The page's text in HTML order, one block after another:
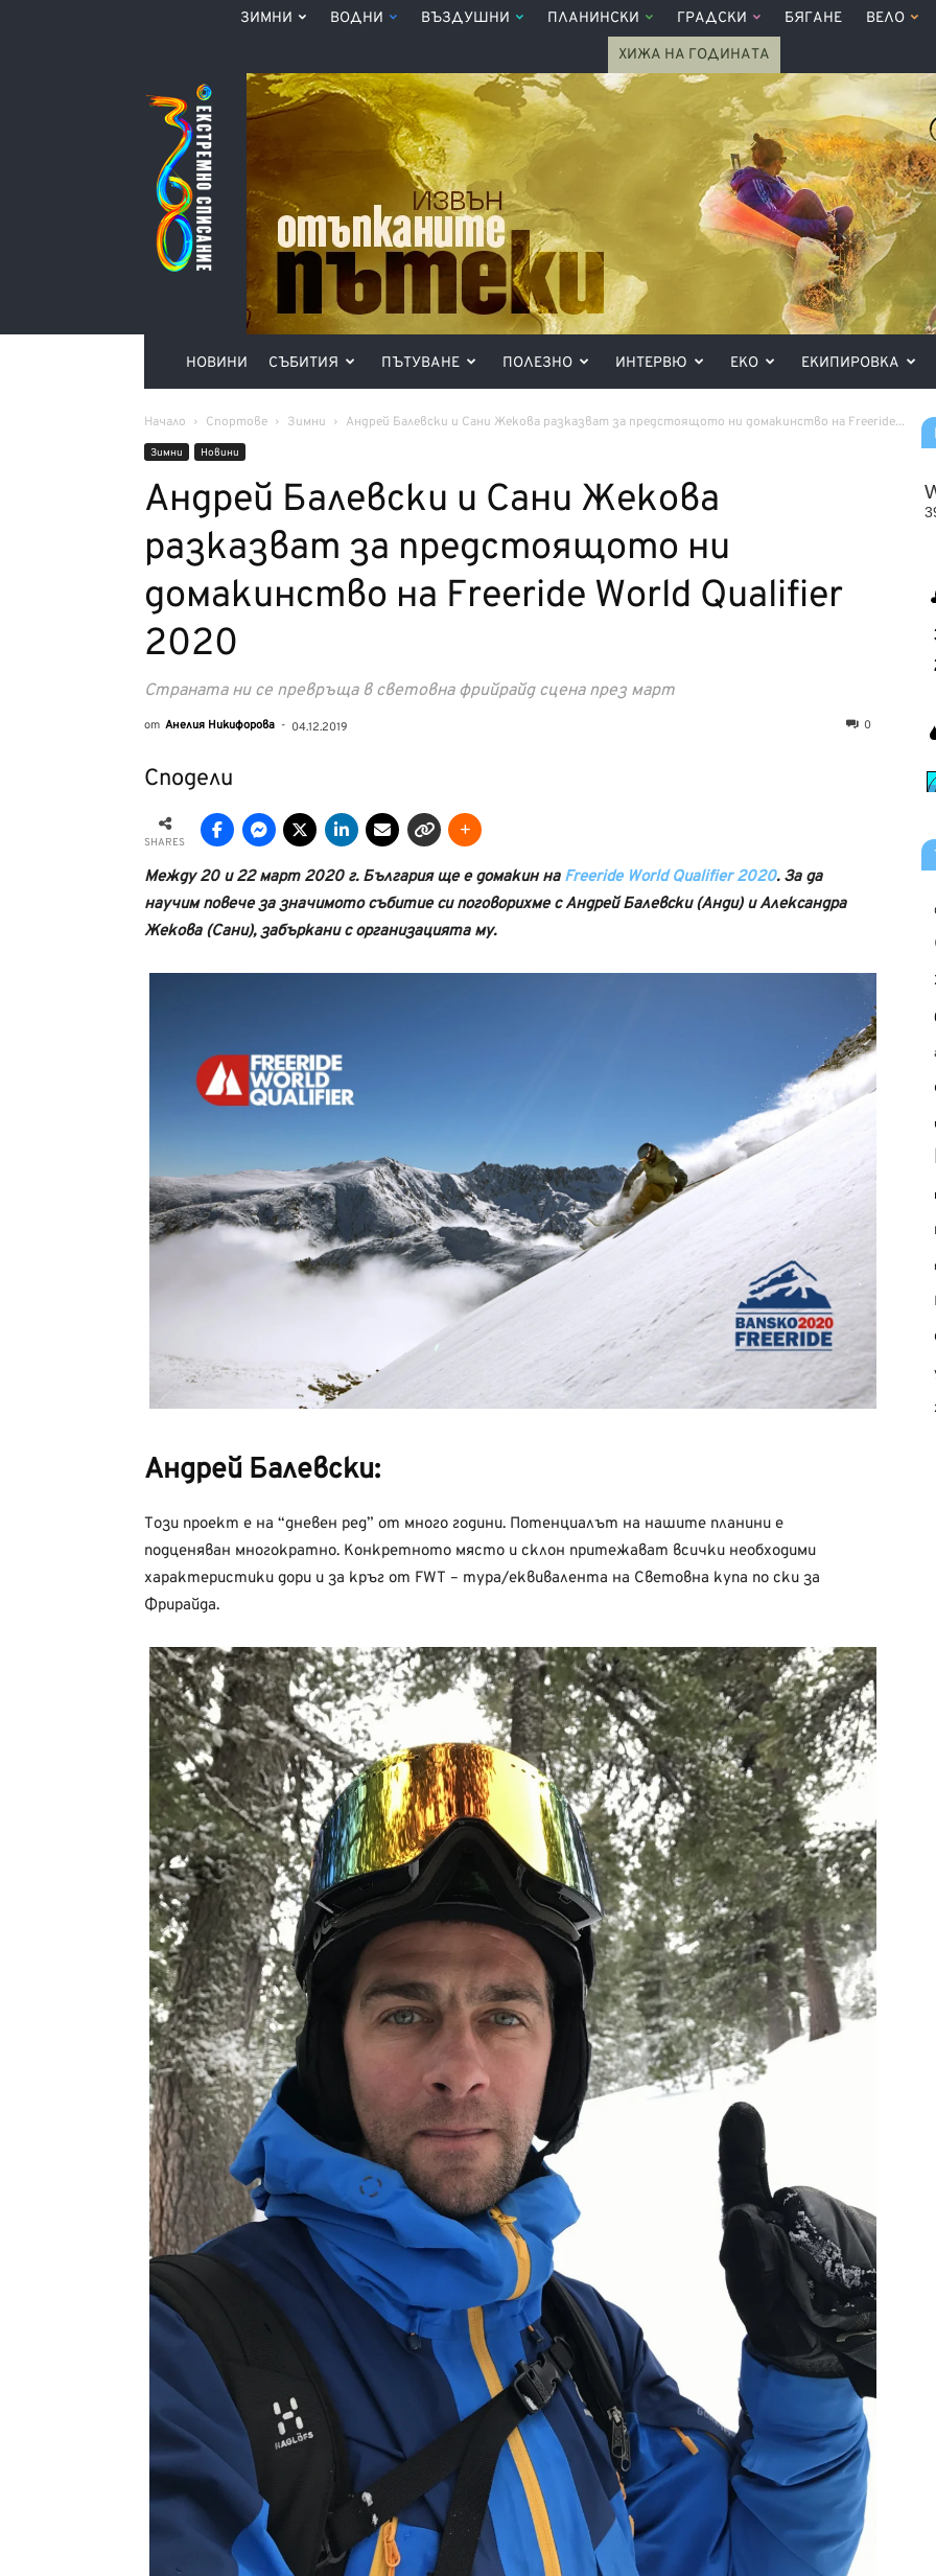
ЗИМНИ ВОДНИ ВЪЗДУШНИ ПЛАНИНСКИ ГРАДСКИ БЯГАНЕ ВЕЛО
ХИЖА НА ГОДИНАТА
Списание
360°
НОВИНИ СЪБИТИЯ ПЪТУВАНЕ ПОЛЕЗНО ИНТЕРВЮ ЕКО ЕКИПИРОВКА
Начало Спортове Зимни Андрей Балевски и Сани Жекова разказват за предстоящото ни домакинство на Freeride...
Зимни Новини
Андрей Балевски и Сани Жекова
разказват за предстоящото ни
домакинство на Freeride World Qualifier
2020
Страната ни се превръща в световна фрийрайд сцена през март
от Анелия Никифорова - 04.12.2019 0
Сподели
SHARES
Mежду 20 и 22 март 2020 г. България ще е домакин на Freeride World Qualifier 2020. За да
научим повече за значимото събитие си поговорихме с Андрей Балевски (Анди) и Александра
Жекова (Сани), забъркани с организацията му.
Андрей Балевски:
Този проект е на “дневен ред” от много години. Потенциалът на нашите планини е
подценяван многократно. Конкретното място и склон притежават всички необходими
характеристики дори и за кръг от FWT – тура/еквивалента на Световна купа по ски за
Фрирайда.